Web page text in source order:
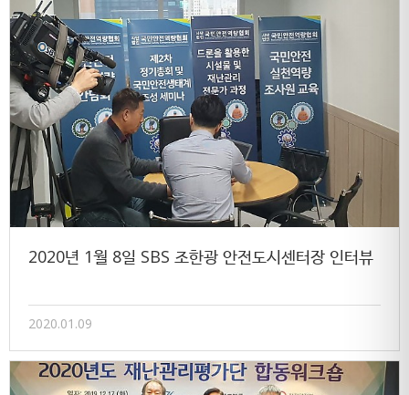
2020년 1월 8일 SBS 조한광 안전도시센터장 인터뷰
2020.01.09